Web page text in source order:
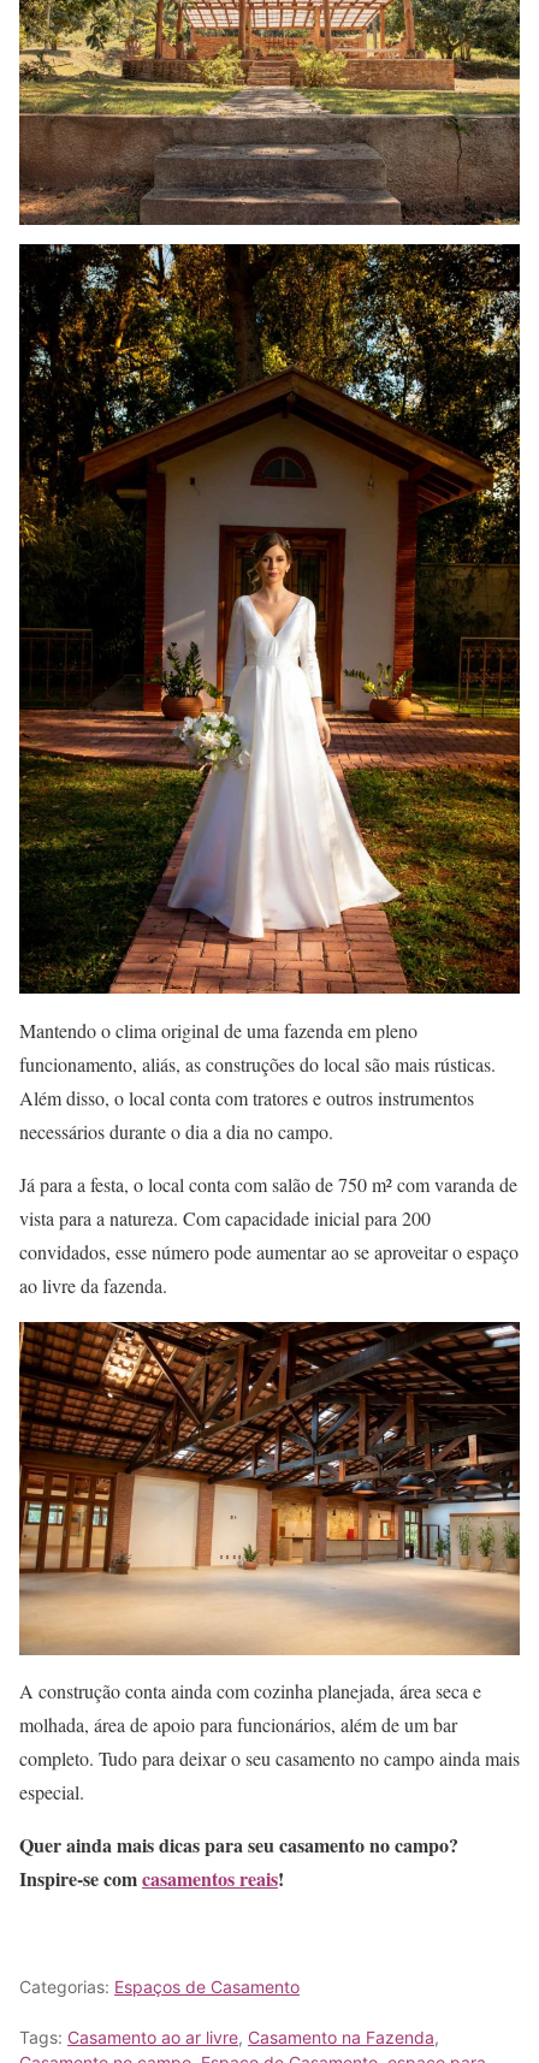
Mantendo o clima original de uma fazenda em pleno
funcionamento, aliás, as construções do local são mais rústicas.
Além disso, o local conta com tratores e outros instrumentos
necessários durante o dia a dia no campo.
Já para a festa, o local conta com salão de 750 m² com varanda de
vista para a natureza. Com capacidade inicial para 200
convidados, esse número pode aumentar ao se aproveitar o espaço
ao livre da fazenda.
A construção conta ainda com cozinha planejada, área seca e
molhada, área de apoio para funcionários, além de um bar
completo. Tudo para deixar o seu casamento no campo ainda mais
especial.
Quer ainda mais dicas para seu casamento no campo?
Inspire-se comcasamentos reais!
Categorias: Espaços de Casamento
Tags: Casamento ao ar livre, Casamento na Fazenda,